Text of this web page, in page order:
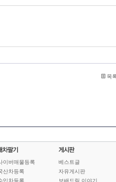
목
이버매물등록
산차등록
입차등록
베스트글
자유게시판
보배드림 이야기